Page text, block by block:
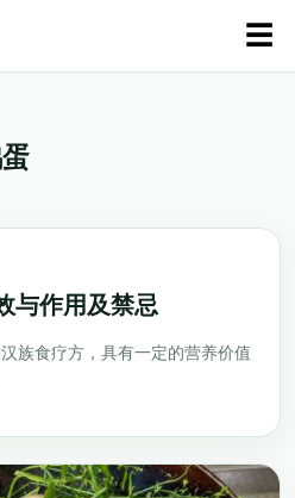
☰
与作用及禁忌
族食疗方，具有一定的营养价值